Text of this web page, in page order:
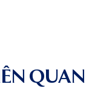
QUAN